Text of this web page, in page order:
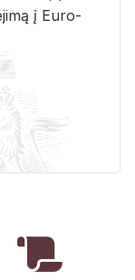
į Eu­ro­